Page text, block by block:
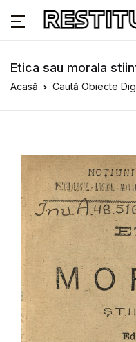
Etica sau morala
Acasă Caută Obiecte